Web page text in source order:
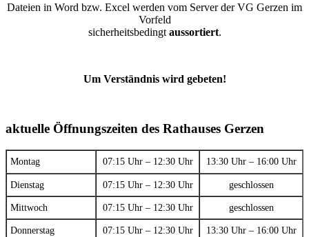
Dateien in Word bzw. Excel werden vom Server der VG Gerzen im
Vorfeld
sicherheitsbedingt aussortiert.
Um Verständnis wird gebeten!
aktuelle Öffnungszeiten des Rathauses Gerzen
Montag 07:15 Uhr – 12:30 Uhr 13:30 Uhr – 16:00 Uhr
Dienstag 07:15 Uhr – 12:30 Uhr geschlossen
Mittwoch 07:15 Uhr – 12:30 Uhr geschlossen
Donnerstag 07:15 Uhr – 12:30 Uhr 13:30 Uhr – 16:00 Uhr